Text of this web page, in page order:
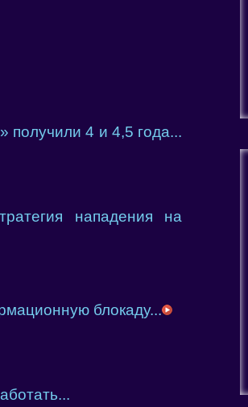
получили 4 и 4,5 года...
нападения на
блокаду...